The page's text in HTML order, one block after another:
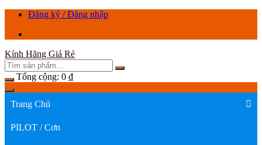
ChuyểnĐăng ký / Đăng nhập
Kính Hãng Giá Rẻ
Tổng cộng: 0 ₫
Trang Chủ
PILOT / Cơn